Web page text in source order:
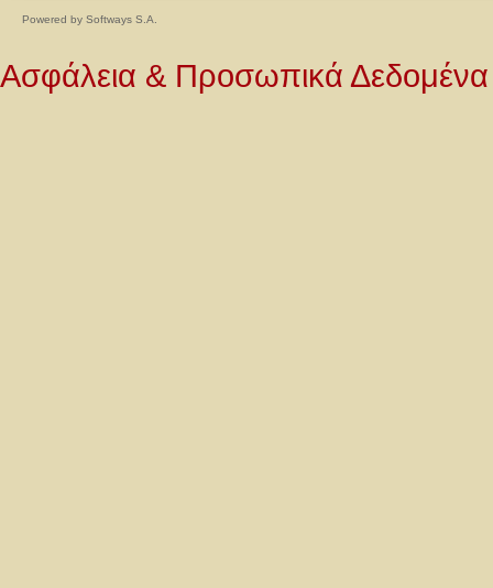
Powered by Softways S.A.
Ασφάλεια & Προσωπικά Δεδομένα